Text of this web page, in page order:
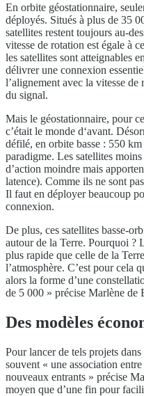
En orbite géostationnaire,
déployés. Situés à plus de 35
satellites restent toujours au-
vitesse de rotation est égale à
les satellites sont atteignables
délivrer une connexion
l’alignement avec la vitesse
du signal.
Mais le géostationnaire, pour
c’était le monde d‘avant.
défilé, en orbite basse : 550
paradigme. Les satellites
d’action moindre mais
latence). Comme ils ne sont
Il faut en déployer beaucoup
connexion.
De plus, ces satellites basse-
autour de la Terre. Pourquoi ?
plus rapide que celle de la
l’atmosphère. C’est pour cela
alors la forme d’une
de 5 000 » précise Marlène de
Des modèles
Pour lancer de tels projets
souvent « une association
nouveaux entrants » précise
moyen que d’une fin pour